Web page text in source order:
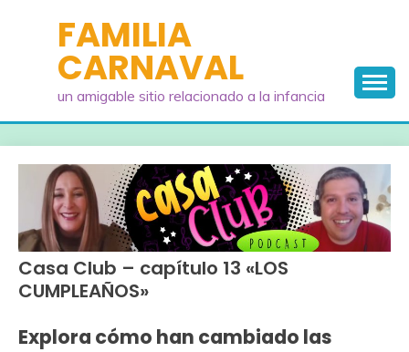
contenidoFAMILIA
CARNAVAL
un amigable sitio relacionado a la infancia
Casa Club – capítulo 13 «LOS
CUMPLEAÑOS»
Explora cómo han cambiado las